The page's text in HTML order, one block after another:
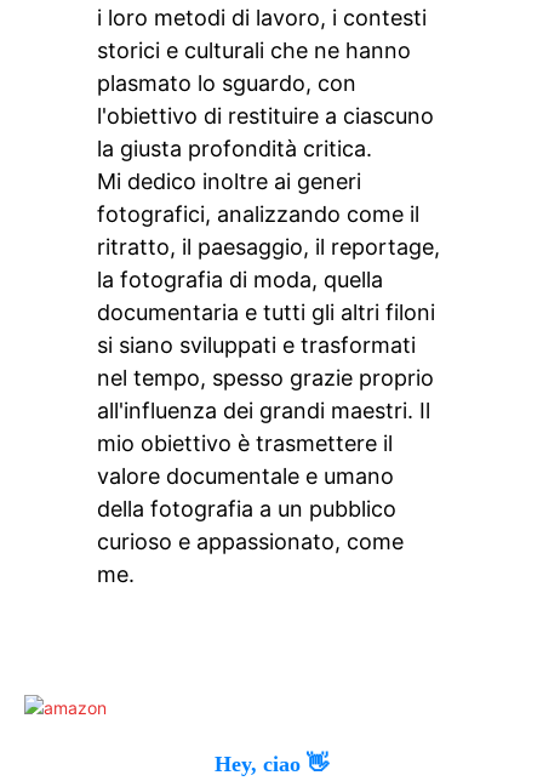
i loro metodi di lavoro, i contesti
storici e culturali che ne hanno
plasmato lo sguardo, con
l'obiettivo di restituire a ciascuno
la giusta profondità critica.
Mi dedico inoltre ai generi
fotografici, analizzando come il
ritratto, il paesaggio, il reportage,
la fotografia di moda, quella
documentaria e tutti gli altri filoni
si siano sviluppati e trasformati
nel tempo, spesso grazie proprio
all'influenza dei grandi maestri. Il
mio obiettivo è trasmettere il
valore documentale e umano
della fotografia a un pubblico
curioso e appassionato, come
me.
Hey, ciao 👋